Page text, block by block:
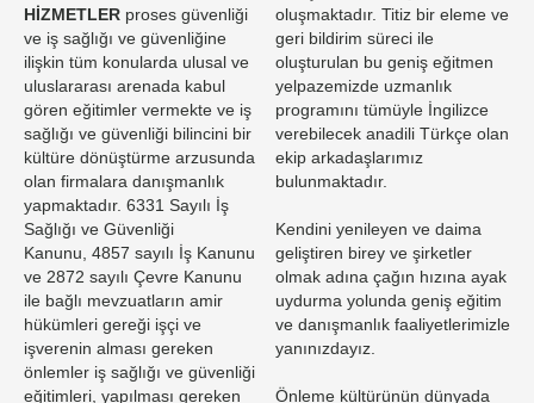
HİZMETLER proses güvenliği
ve iş sağlığı ve güvenliğine
ilişkin tüm konularda ulusal ve
uluslararası arenada kabul
gören eğitimler vermekte ve iş
sağlığı ve güvenliği bilincini bir
kültüre dönüştürme arzusunda
olan firmalara danışmanlık
yapmaktadır. 6331 Sayılı İş
Sağlığı ve Güvenliği
Kanunu, 4857 sayılı İş Kanunu
ve 2872 sayılı Çevre Kanunu
ile bağlı mevzuatların amir
hükümleri gereği işçi ve
işverenin alması gereken
önlemler iş sağlığı ve güvenliği
eğitimleri, yapılması gereken
oluşmaktadır. Titiz bir eleme ve
geri bildirim süreci ile
oluşturulan bu geniş eğitmen
yelpazemizde uzmanlık
programını tümüyle İngilizce
verebilecek anadili Türkçe olan
ekip arkadaşlarımız
bulunmaktadır.
Kendini yenileyen ve daima
geliştiren birey ve şirketler
olmak adına çağın hızına ayak
uydurma yolunda geniş eğitim
ve danışmanlık faaliyetlerimizle
yanınızdayız.
Önleme kültürünün dünyada